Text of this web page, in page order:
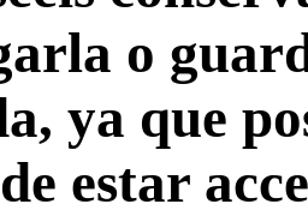
o
ya que
estar